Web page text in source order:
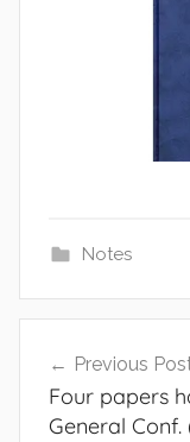
Notes
navigation
Previous
Four papers
General Conf.